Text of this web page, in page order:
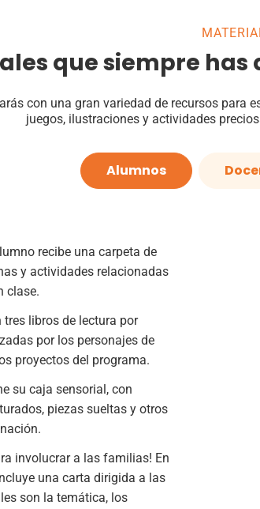
que siempre
con una gran variedad de recursos para
juegos, ilustraciones y actividades
Alumnos
recibe una carpeta de
y actividades relacionadas
clase.
tres libros de lectura por
por los personajes de
proyectos del programa.
su caja sensorial, con
piezas sueltas y otros
involucrar a las familias! En
una carta dirigida a las
son la temática, los